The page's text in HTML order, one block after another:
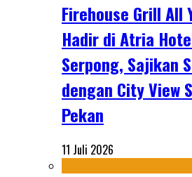
Firehouse Grill All
Hadir di Atria
Serpong, Sajikan
dengan City View
Pekan
11 Juli 2026